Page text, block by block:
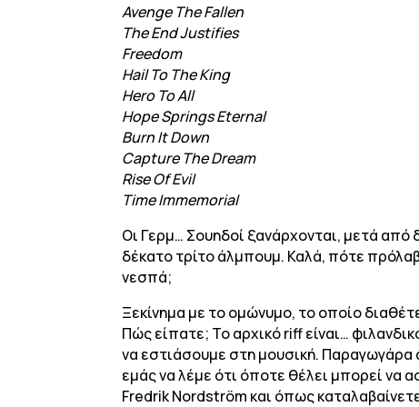
Avenge The Fallen
The End Justifies
Freedom
Hail To The King
Hero To All
Hope Springs Eternal
Burn It Down
Capture The Dream
Rise Of Evil
Time Immemorial
Οι Γερμ… Σουηδοί ξανάρχονται, μετά από
δέκατο τρίτο άλμπουμ. Καλά, πότε
νεσπά;
Ξεκίνημα με το ομώνυμο, το οποίο
Πώς είπατε; Το αρχικό riff είναι…
να εστιάσουμε στη μουσική. Παραγωγάρα
εμάς να λέμε ότι όποτε θέλει μπορεί να
Fredrik Nordström και όπως